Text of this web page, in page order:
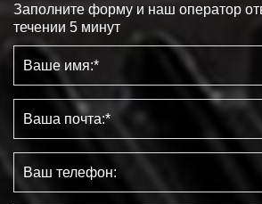
Заполните форму и наш оператор
течении 5 минут